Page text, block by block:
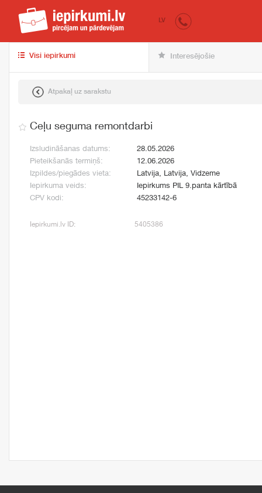
iepirkumi.lv
LV
Visi iepirkumi Interesējošie
Atpakaļ uz sarakstu
Ceļu seguma remontdarbi
Izsludināšanas datums:
28.05.2026
Pieteikšanās termiņš:
12.06.2026
Izpildes/piegādes vieta:
Latvija, Latvija, Vidzeme
Iepirkuma veids:
Iepirkums PIL 9.panta kārtībā
CPV kodi:
45233142-6
Iepirkumi.lv ID: 5405386